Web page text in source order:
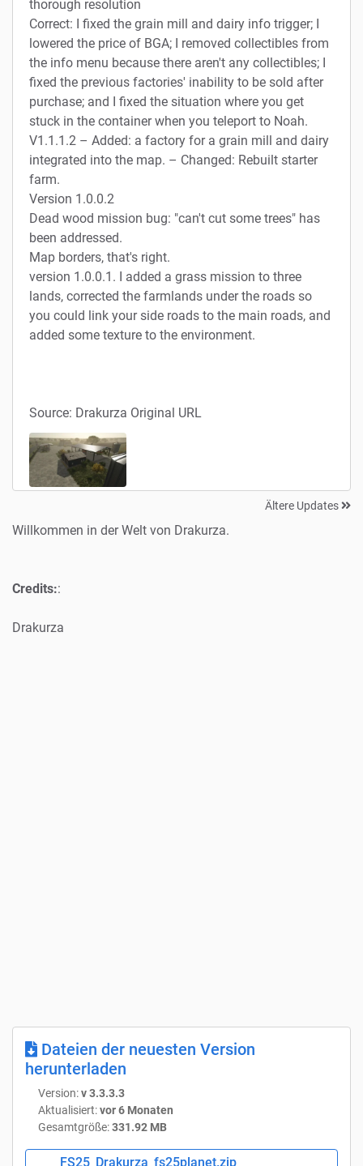
thorough resolution
Correct: I fixed the grain mill and dairy info trigger; I
lowered the price of BGA; I removed collectibles from
the info menu because there aren't any collectibles; I
fixed the previous factories' inability to be sold after
purchase; and I fixed the situation where you get
stuck in the container when you teleport to Noah.
V1.1.1.2 – Added: a factory for a grain mill and dairy
integrated into the map. – Changed: Rebuilt starter
farm.
Version 1.0.0.2
Dead wood mission bug: "can't cut some trees" has
been addressed.
Map borders, that's right.
version 1.0.0.1. I added a grass mission to three
lands, corrected the farmlands under the roads so
you could link your side roads to the main roads, and
added some texture to the environment.
Source: Drakurza Original URL
Ältere Updates
Willkommen in der Welt von Drakurza.
Credits::
Drakurza
Dateien der neuesten Version
herunterladen
Version:v 3.3.3.3
Aktualisiert:vor 6 Monaten
Gesamtgröße:331.92 MB
FS25_Drakurza_fs25planet.zip